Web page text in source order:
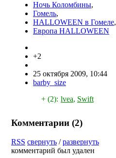
Ночь Коломбины,
Гомель,
HALLOWEEN в Гомеле,
Европа HALLOWEEN
+2
25 октября 2009, 10:44
barby_size
+ (2): lvea, Swift
Комментарии (2)
RSS свернуть /развернуть
комментарий был удален